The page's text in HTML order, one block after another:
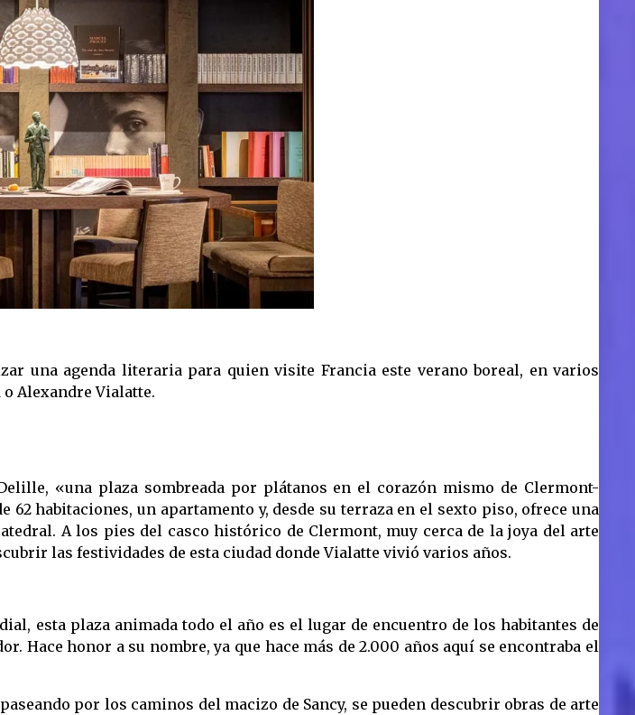
una agenda literaria para quien visite Francia este verano boreal, en varios
Alexandre Vialatte.
«una plaza sombreada por plátanos en el corazón mismo de Clermont-
62 habitaciones, un apartamento y, desde su terraza en el sexto piso, ofrece una
A los pies del casco histórico de Clermont, muy cerca de la joya del arte
las festividades de esta ciudad donde Vialatte vivió varios años.
esta plaza animada todo el año es el lugar de encuentro de los habitantes de
Hace honor a su nombre, ya que hace más de 2.000 años aquí se encontraba el
por los caminos del macizo de Sancy, se pueden descubrir obras de arte